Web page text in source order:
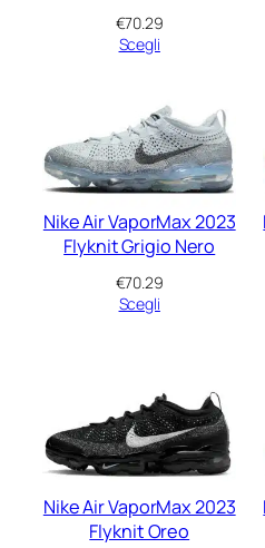
€70.29
Scegli
Nike Air VaporMax 2023
Flyknit Grigio Nero
€70.29
Scegli
Nike Air VaporMax 2023
Flyknit Oreo